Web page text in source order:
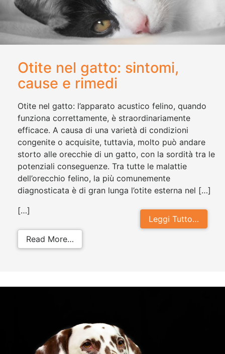
Otite nel gatto: sintomi,
cause e rimedi
Otite nel gatto: l’apparato acustico felino, quando
funziona correttamente, è straordinariamente
efficace. A causa di una varietà di condizioni
congenite o acquisite, tuttavia, molto può andare
storto alle orecchie di un gatto, con la sordità tra le
potenziali conseguenze. Tra tutte le malattie
dell’orecchio felino, la più comunemente
diagnosticata è di gran lunga l’otite esterna nel […]
Leggi Tutto…
[…]
Read More…